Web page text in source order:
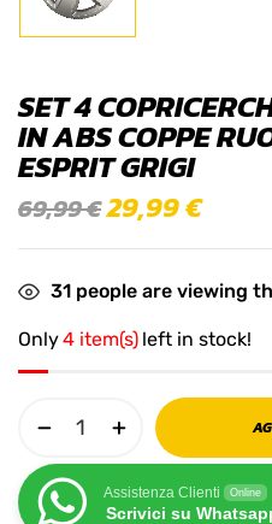
SET 4
IN ABS COPPE
ESPRIT GRIGI
69,99€29,99€
31 people are viewing
Only4 item(s) left in stock!
Assistenza Clienti Online
Scrivici su